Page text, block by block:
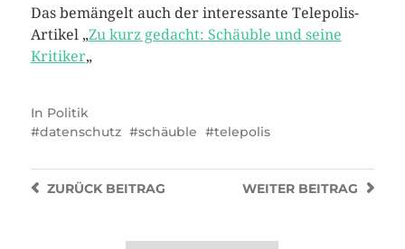
Das bemängelt auch der interessante Telepolis-
Artikel „Zu kurz gedacht: Schäuble und seine
Kritiker„
In Politik
datenschutz
schäuble telepolis
WEITER BEITRAG
ZURÜCKBEITRAG